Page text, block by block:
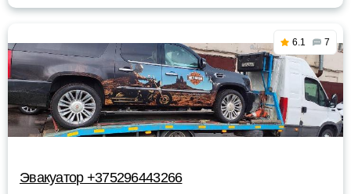
6.1 7
Эвакуатор +375296443266